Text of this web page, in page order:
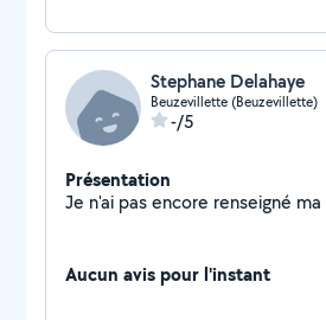
Stephane Delahaye
Beuzevillette (Beuzevillette)
-/5
Présentation
Aucun avis pour l'instant